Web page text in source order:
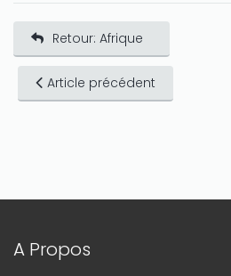
Retour: Afrique
Article précédent
A Propos